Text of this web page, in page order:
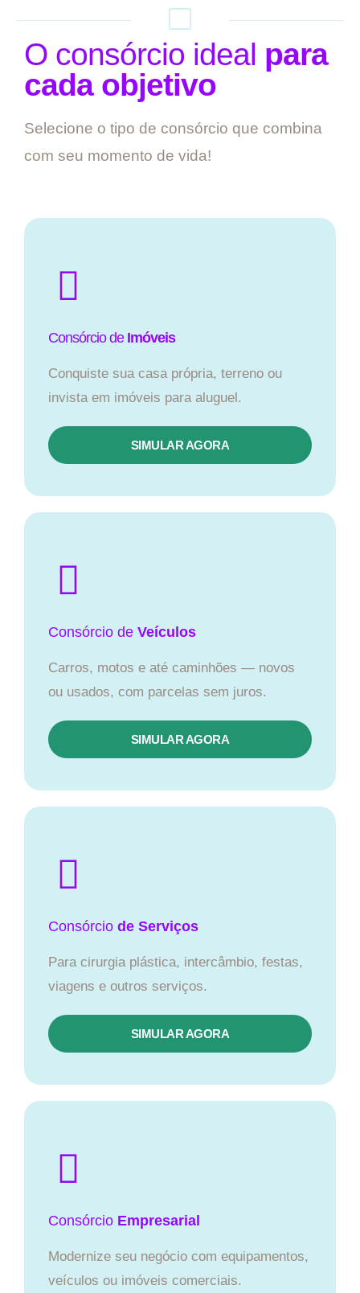
O consórcio ideal para
cada objetivo
Selecione o tipo de consórcio que combina
com seu momento de vida!
Consórcio de Imóveis
Conquiste sua casa própria, terreno ou
invista em imóveis para aluguel.
SIMULAR AGORA​
Consórcio de Veículos
Carros, motos e até caminhões — novos
ou usados, com parcelas sem juros.
SIMULAR AGORA
Consórcio de Serviços
Para cirurgia plástica, intercâmbio, festas,
viagens e outros serviços.
SIMULAR AGORA
Consórcio Empresarial
Modernize seu negócio com equipamentos,
veículos ou imóveis comerciais.